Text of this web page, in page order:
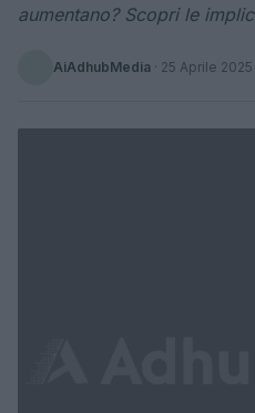
aumentano? Scopri le
AiAdhubMedia · 25 Aprile 2025